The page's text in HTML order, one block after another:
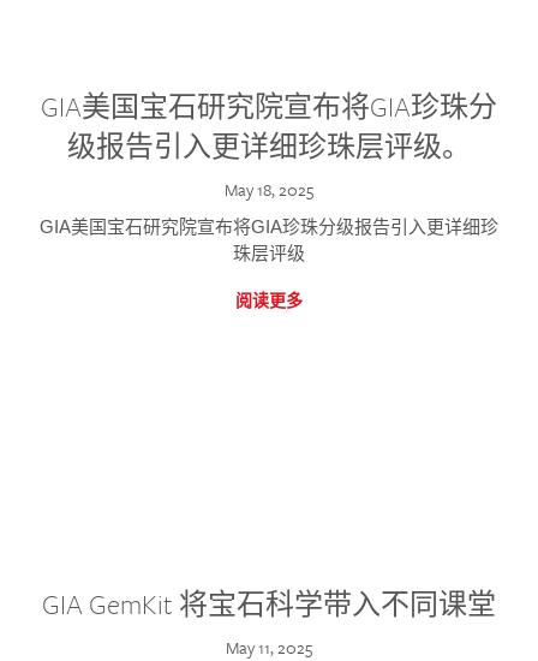
GIA美国宝石研究院宣布将GIA珍珠分
级报告引入更详细珍珠层评级。
May 18, 2025
GIA美国宝石研究院宣布将GIA珍珠分级报告引入更详细珍
珠层评级
阅读更多
GIA GemKit 将宝石科学带入不同课堂
May 11, 2025